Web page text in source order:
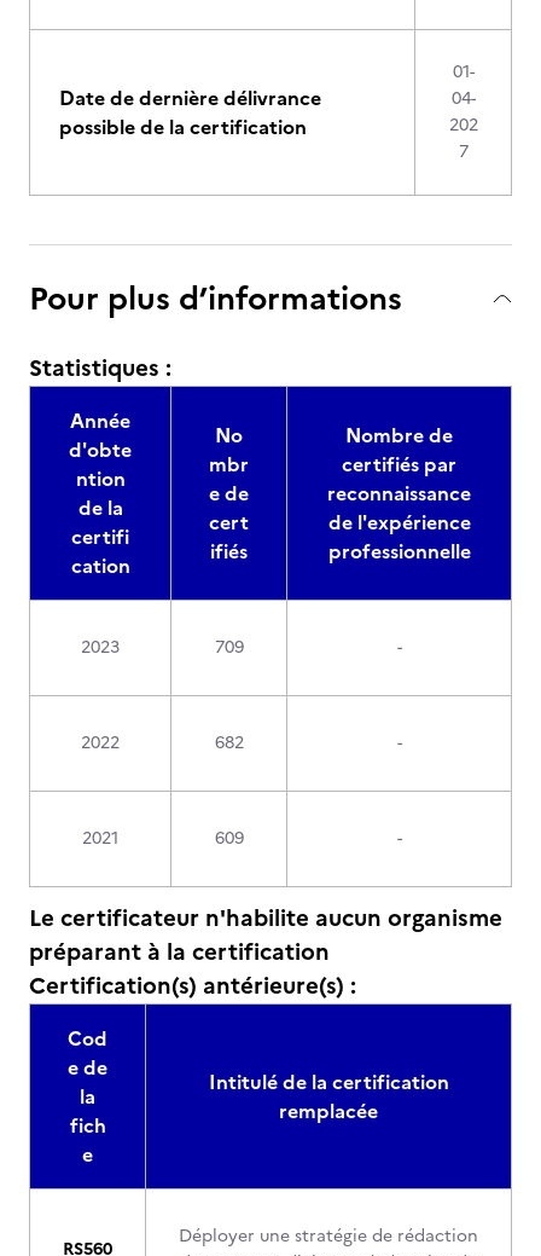
Date de dernière délivrance
possible de la certification
01-
04-
202
7
Pour plus d’informations
Statistiques :
Année
d'obte
ntion
de la
certifi
cation
No
mbr
e de
cert
ifiés
Nombre de
certifiés par
reconnaissance
de l'expérience
professionnelle
2023 709 -
2022 682 -
2021 609 -
Le certificateur n'habilite aucun organisme
préparant à la certification
Certification(s) antérieure(s) :
Cod
e de
la
fich
e
Intitulé de la certification
remplacée
RS560
Déployer une stratégie de rédaction